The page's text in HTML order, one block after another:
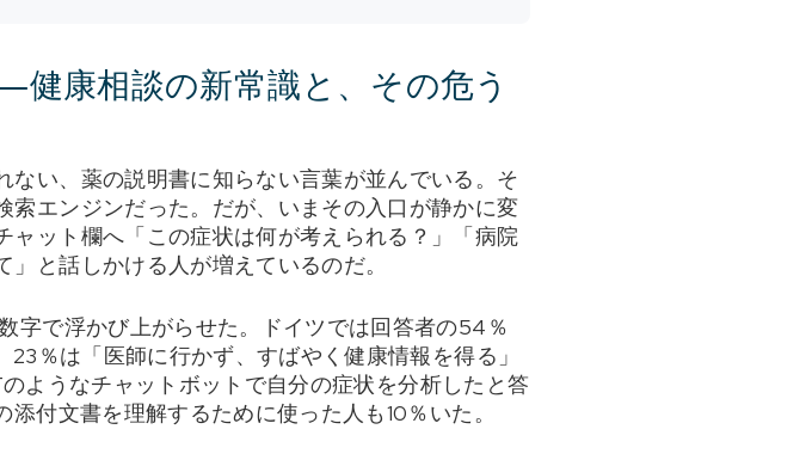
康相談の新常識と、その危う
い、薬の説明書に知らない言葉が並んでいる。そ
エンジンだった。だが、いまその入口が静かに変
ット欄へ「この症状は何が考えられる？」「病院
と話しかける人が増えているのだ。
字で浮かび上がらせた。ドイツでは回答者の54％
％は「医師に行かず、すばやく健康情報を得る」
ようなチャットボットで自分の症状を分析したと答
付文書を理解するために使った人も10％いた。